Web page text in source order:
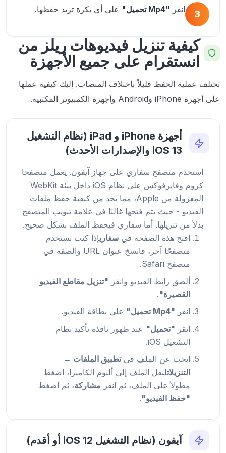
3 انقر "Mp4 تحميل" على أي بكرة تريد حفظها.
كيفية تنزيل فيديوهات ريلز من
انستقرام على جميع الأجهزة
تختلف عملية الحفظ قليلاً باختلاف المنصات. إليك كيفية عملها
على أجهزة iPhone وAndroid وأجهزة الكمبيوتر المكتبية.
أجهزة iPhone و iPad (نظام التشغيل
iOS 13 والإصدارات الأحدث)
استخدم متصفح سفاري على جهاز آيفون. يعمل متصفحا
كروم وفايرفوكس على نظام iOS داخل بيئة WebKit
المعزولة من Apple، مما يحد من كيفية حفظ ملفات
الفيديو - حيث يتم فتحها غالبًا في علامة تبويب المتصفح
بدلاً من تنزيلها. أما سفاري فيحفظ الملف بشكل صحيح.
افتح هذه الصفحة في سفاريإذا كنت تستخدم
متصفحًا آخر، فانسخ عنوان URL والصقه في
متصفح Safari.
ألصق رابط الفيديو وانقر "تنزيل مقاطع الفيديو
القصيرة".
انقر "Mp4 تحميل"
على بطاقة الفيديو.
انقر "تحميل" عند ظهور نافذة تأكيد نظام
التشغيل iOS.
ابحث عن الملف فيتطبيق الملفات ←
التنزيلاتلنقل الملف إلى ألبوم الكاميرا، اضغط
مطولاً على الملف، ثم انقر مشاركة، ثم اضغط
"حفظ الفيديو".
آيفون (نظام التشغيل iOS 12 أو أقدم)